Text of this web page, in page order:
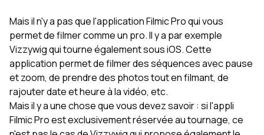
Mais il n'y a pas que l'application Filmic Pro qui vous
permet de filmer comme un pro. Il y a par exemple
Vizzywig qui tourne également sous iOS. Cette
application permet de filmer des séquences avec pause
et zoom, de prendre des photos tout en filmant, de
rajouter date et heure à la vidéo, etc.
Mais il y a une chose que vous devez savoir : si l'appli
Filmic Pro est exclusivement réservée au tournage, ce